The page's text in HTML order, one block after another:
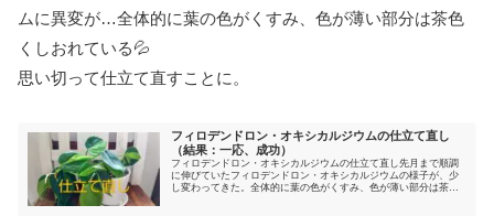
ムに異変が…全体的に葉の色がくすみ、色が薄い部分は茶色
くしおれている💦
思い切って仕立て直すことに。
フィロデンドロン・オキシカルジウムの仕立て直し
（結果：一応、成功）
フィロデンドロン・オキシカルジウムの仕立て直し先月まで順調
に伸びていたフィロデンドロン・オキシカルジウムの様子が、少
し変わってきた。全体的に葉の色がくすみ、色が薄い部分は茶色